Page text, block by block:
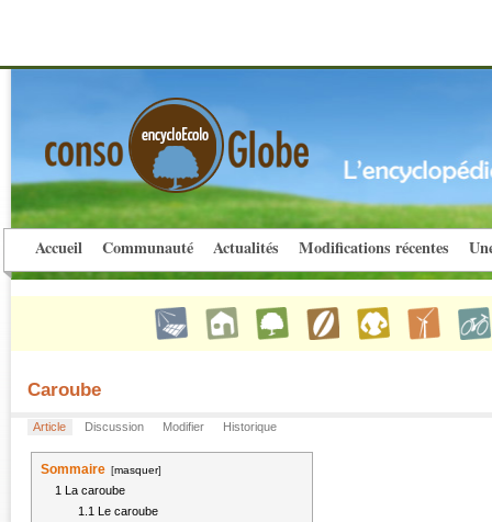
Accueil Communauté Actualités Modifications récentes
Caroube
Article Discussion Modifier Historique
Sommaire [masquer]
1 La caroube
1.1
Le caroube